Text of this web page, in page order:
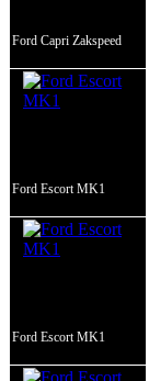
Ford Capri Zakspeed
Ford Escort MK1
Ford Escort MK1